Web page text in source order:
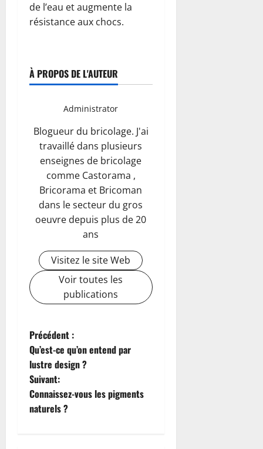
de l’eau et augmente la
résistance aux chocs.
À PROPOS DE L'AUTEUR
Administrator
Blogueur du bricolage. J'ai
travaillé dans plusieurs
enseignes de bricolage
comme Castorama ,
Bricorama et Bricoman
dans le secteur du gros
oeuvre depuis plus de 20
ans
Visitez le site Web
Voir toutes les
publications
N
a
v
i
Précédent :
Qu’est-ce qu’on entend par
lustre design ?
Suivant:
Connaissez-vous les pigments
naturels ?